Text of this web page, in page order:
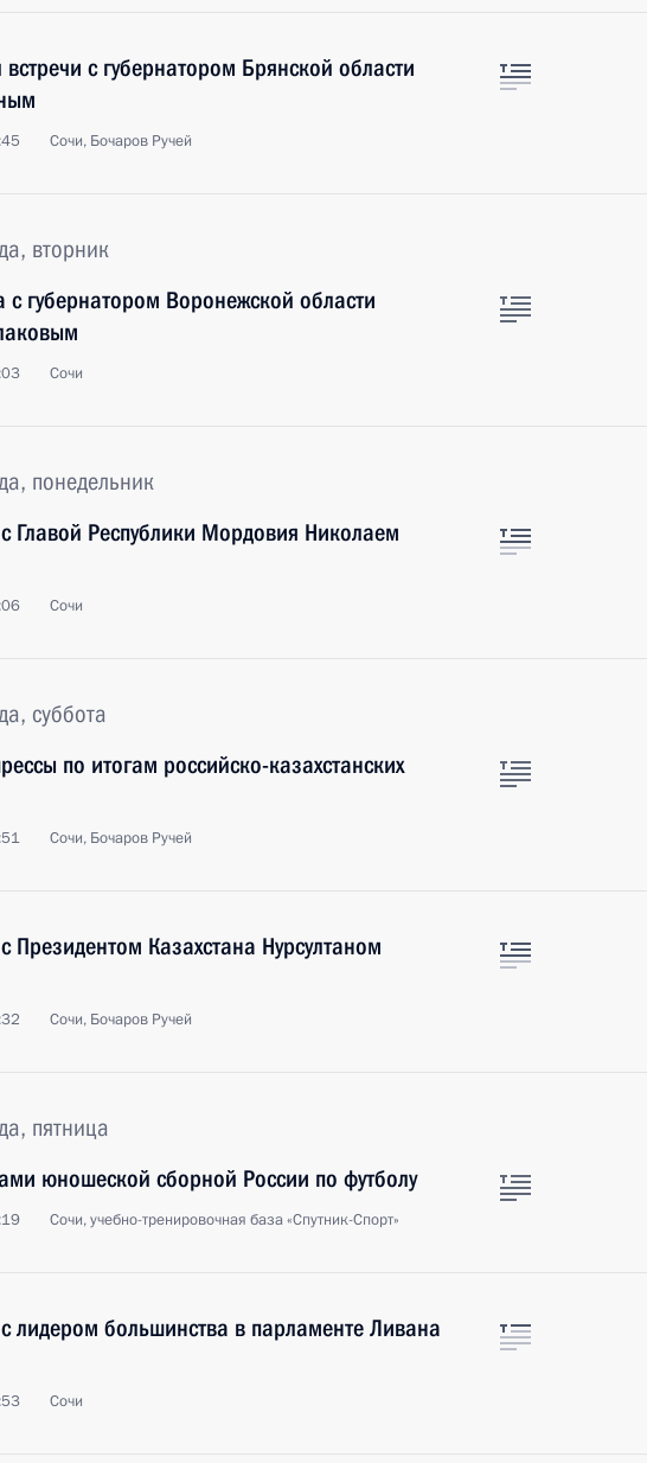
с губернатором Брянской области
Сочи, Бочаров Ручей
вторник
с губернатором Воронежской области
Сочи
понедельник
Главой Республики Мордовия Николаем
Сочи
суббота
по итогам российско-казахстанских
Сочи, Бочаров Ручей
Президентом Казахстана Нурсултаном
Сочи, Бочаров Ручей
пятница
юношеской сборной России по футболу
Сочи, учебно-тренировочная база «Спутник-Спорт»
лидером большинства в парламенте Ливана
Сочи